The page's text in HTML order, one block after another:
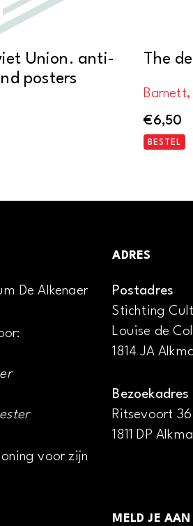
Union. anti-
posters
The
Barnett,
€6,50
BESTEL
De Alkenaer
voor zijn
ADRES
Postadres
Stichting
Louise de
1814 JA
Bezoekadres
Ritsevoort 36
1811 DP
MELD JE